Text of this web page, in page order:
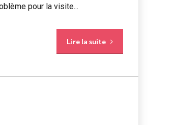
pour la visite...
Lire la suite